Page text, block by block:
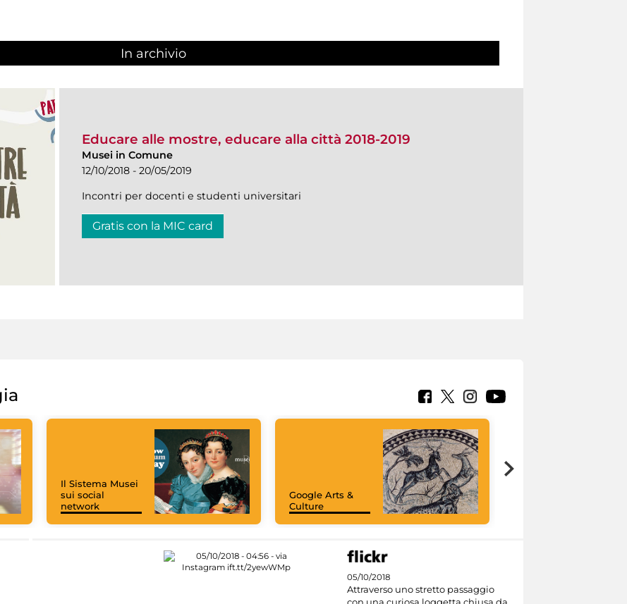
In archivio
Educare alle mostre, educare alla città 2018-2019
Musei in Comune
12/10/2018 - 20/05/2019
Incontri per docenti e studenti universitari
Gratis con la MIC card
Il Sistema Musei
sui social
network
Google Arts &
Culture
05/10/2018
Attraverso uno stretto passaggio